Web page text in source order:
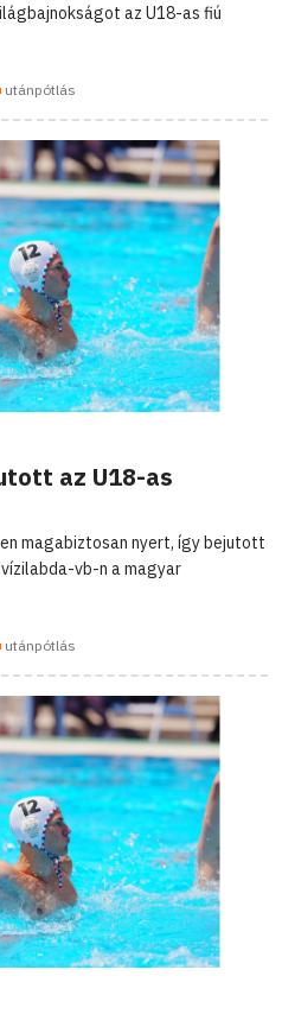
az U18-as fiú
utánpótlás
az U18-as
magabiztosan nyert, így bejutott
vb-n a magyar
utánpótlás